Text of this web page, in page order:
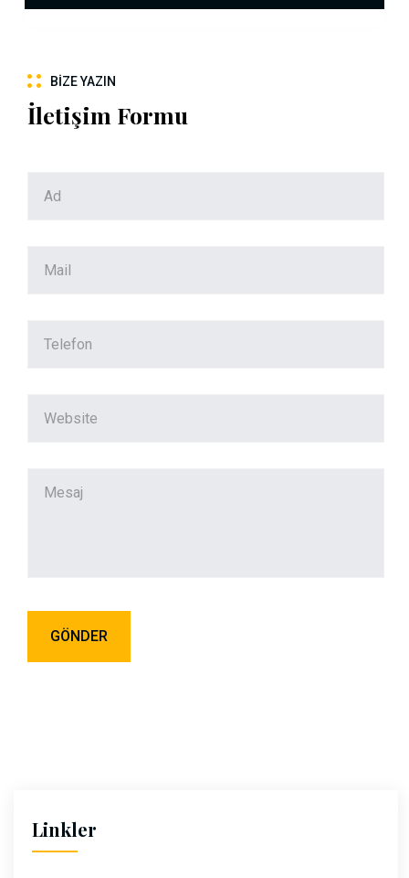
BIZE YAZIN
İletişim Formu
Linkler